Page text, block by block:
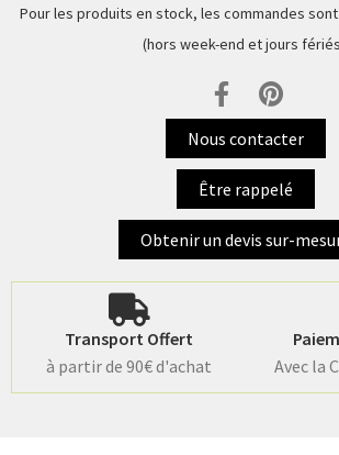
Pour les produits en stock, les commandes
(hors week-end et jours
Nous contacter
Être rappelé
Obtenir un devis sur-
Transport Offert
à partir de 90€ d'achat
Avec la